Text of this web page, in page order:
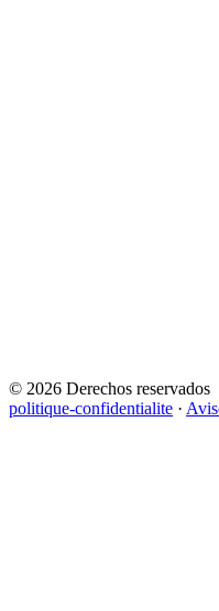
© 2026 Derechos reservados
politique-confidentialite ·